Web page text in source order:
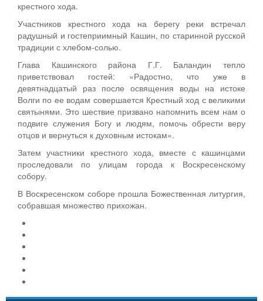
крестного хода.
Участников крестного хода на берегу реки встречал
радушный и гостеприимный Кашин, по старинной русской
традиции с хлебом-солью.
Глава Кашинского района Г.Г. Баландин тепло
приветствовал гостей: «Радостно, что уже в
девятнадцатый раз после освящения воды на истоке
Волги по ее водам совершается Крестный ход с великими
святынями. Это шествие призвано напомнить всем нам о
подвиге служения Богу и людям, помочь обрести веру
отцов и вернуться к духовным истокам».
Затем участники крестного хода, вместе с кашинцами
проследовали по улицам города к Воскресенскому
собору.
В Воскресенском соборе прошла Божественная литургия,
собравшая множество прихожан.